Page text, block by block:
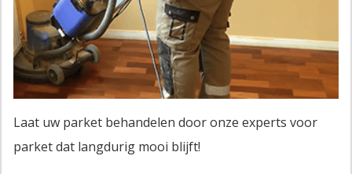
Laat uw parket behandelen door onze experts voor
parket dat langdurig mooi blijft!